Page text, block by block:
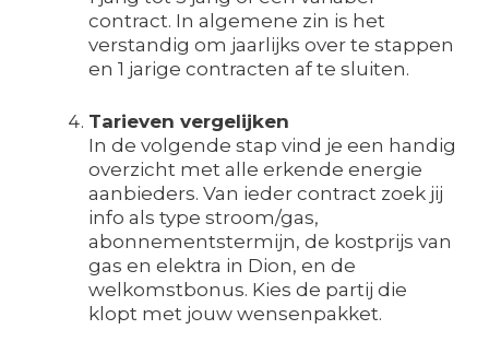
contract. In algemene zin is het
verstandig om jaarlijks over te stappen
en 1 jarige contracten af te sluiten.
Tarieven vergelijken
In de volgende stap vind je een handig
overzicht met alle erkende energie
aanbieders. Van ieder contract zoek jij
info als type stroom/gas,
abonnementstermijn, de kostprijs van
gas en elektra in Dion, en de
welkomstbonus. Kies de partij die
klopt met jouw wensenpakket.